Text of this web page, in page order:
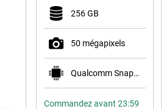
256 GB
50 mégapixels
Qualcomm Snapdragon 6 Gen 1
Commandez avant 23:59